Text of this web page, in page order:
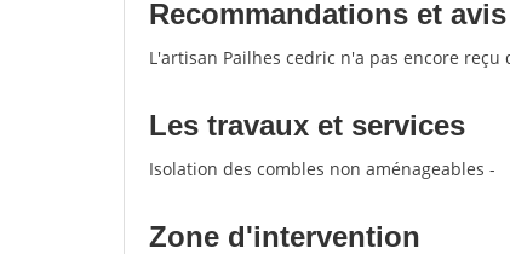
Recommandations et
L'artisan Pailhes cedric n'a pas encore reçu
Les travaux et services
Isolation des combles non aménageables -
Zone d'intervention